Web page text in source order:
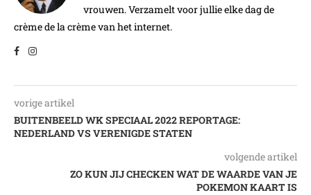
vrouwen. Verzamelt voor jullie elke dag de
crème de la crème van het internet.
vorige artikel
BUITENBEELD WK SPECIAAL 2022 REPORTAGE:
NEDERLAND VS VERENIGDE STATEN
volgende artikel
ZO KUN JIJ CHECKEN WAT DE WAARDE VAN JE
POKEMON KAART IS